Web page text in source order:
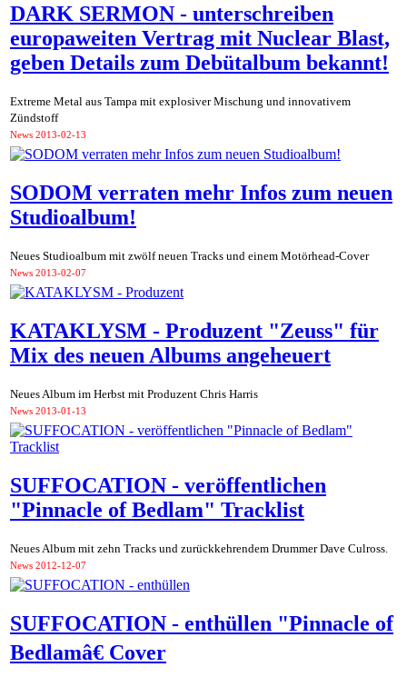
DARK SERMON - unterschreiben
europaweiten Vertrag mit Nuclear Blast,
geben Details zum Debütalbum bekannt!
Extreme Metal aus Tampa mit explosiver Mischung und innovativem
Zündstoff
News 2013-02-13
SODOM verraten mehr Infos zum neuen
Studioalbum!
Neues Studioalbum mit zwölf neuen Tracks und einem Motörhead-Cover
News 2013-02-07
KATAKLYSM - Produzent "Zeuss" für
Mix des neuen Albums angeheuert
Neues Album im Herbst mit Produzent Chris Harris
News 2013-01-13
SUFFOCATION - veröffentlichen
"Pinnacle of Bedlam" Tracklist
Neues Album mit zehn Tracks und zurückkehrendem Drummer Dave Culross.
News 2012-12-07
SUFFOCATION - enthüllen "Pinnacle of
Bedlamâ€ Cover